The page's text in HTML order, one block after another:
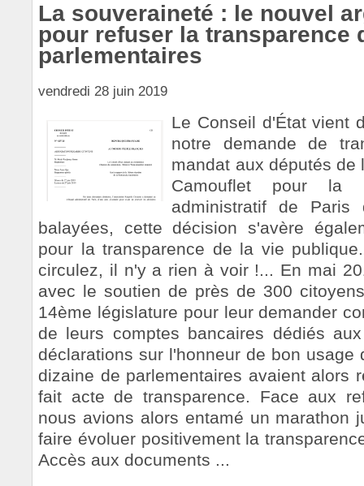
La souveraineté : le nouvel
pour refuser la transparence
parlementaires
vendredi 28 juin 2019
Le Conseil d'État vient
notre demande de
mandat aux députés de
Camouflet pour la
administratif de
balayées, cette décision s'avère
pour la transparence de la vie
circulez, il n'y a rien à voir !... En mai
avec le soutien de près de 300
14ème législature pour leur demander
de leurs comptes bancaires dédiés
déclarations sur l'honneur de bon usage
dizaine de parlementaires avaient alors
fait acte de transparence. Face aux
nous avions alors entamé un marathon
faire évoluer positivement la
Accès aux documents ...